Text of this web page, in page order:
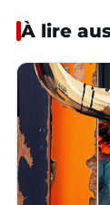
À lire